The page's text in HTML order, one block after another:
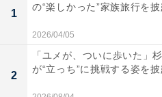
1
の“楽しかった”家族旅行を
2026/04/05
2
「ユメが、ついに歩いた」
が“立っち”に挑戦する姿を